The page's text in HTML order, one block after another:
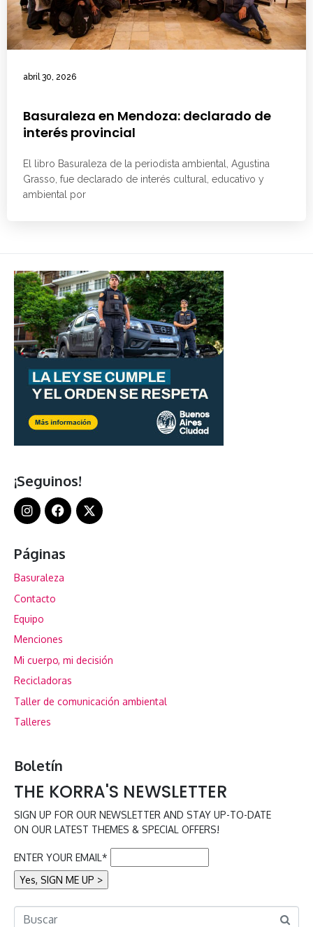
abril 30, 2026
Basuraleza en Mendoza: declarado de
interés provincial
El libro Basuraleza de la periodista ambiental, Agustina
Grasso, fue declarado de interés cultural, educativo y
ambiental por
¡Seguinos!
Páginas
Basuraleza
Contacto
Equipo
Menciones
Mi cuerpo, mi decisión
Recicladoras
Taller de comunicación ambiental
Talleres
Boletín
THE KORRA'S NEWSLETTER
SIGN UP FOR OUR NEWSLETTER AND STAY UP-TO-DATE
ON OUR LATEST THEMES & SPECIAL OFFERS!
ENTER YOUR EMAIL*